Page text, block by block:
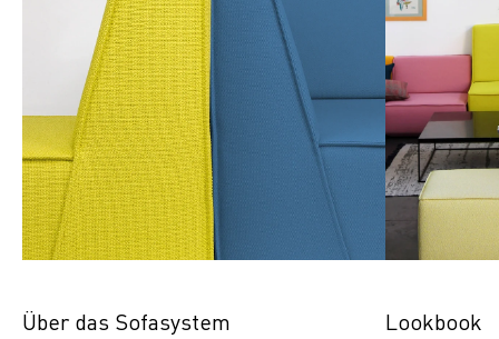
Über das Sofasystem Lookbook